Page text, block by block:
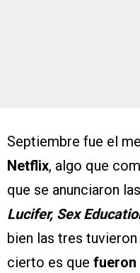
Septiembre fue el
Netflix, algo que
que se anunciaron
Lucifer, Sex
bien las tres
cierto es que fueron